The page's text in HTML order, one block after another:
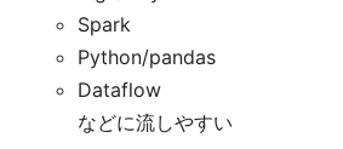
Spark
Python/pandas
Dataflow
などに流しやすい